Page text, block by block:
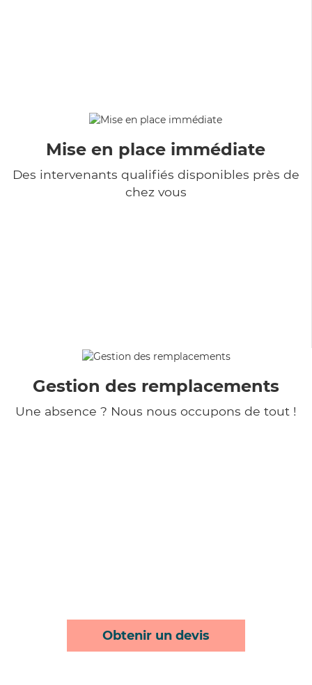
Mise en place immédiate
Des intervenants qualifiés disponibles près de
chez vous
Gestion des remplacements
Une absence ? Nous nous occupons de tout !
Obtenir un devis